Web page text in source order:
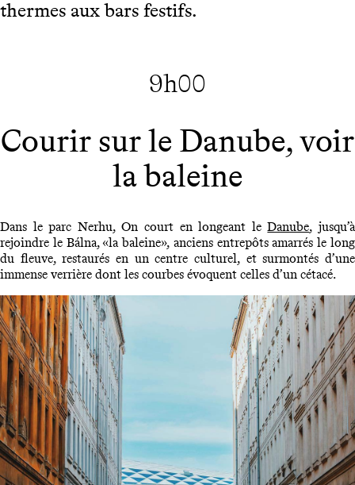
thermes aux bars festifs.
9h00
Courir sur le Danube, voir
la baleine
Dans le parc Nerhu, On court en longeant leDanube, jusqu’à
rejoindre le Bálna, «la baleine», anciens entrepôts amarrés le long
du fleuve, restaurés en un centre culturel, et surmontés d’une
immense verrière dont les courbes évoquent celles d’un cétacé.